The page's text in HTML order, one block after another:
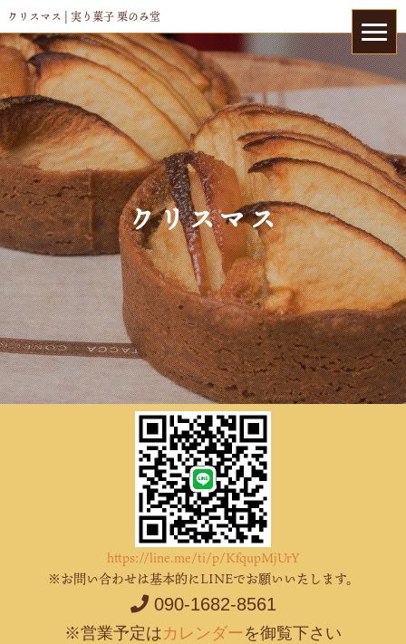
クリスマス | 実り菓子 栗のみ堂
クリスマス
https://line.me/ti/p/KfqupMjUrY
※お問い合わせは基本的にLINEでお願いいたします。
090-1682-8561
※営業予定はカレンダーを御覧下さい